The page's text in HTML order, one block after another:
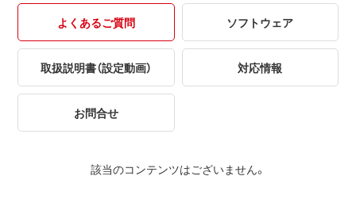
よくあるご質問 ソフトウェア
取扱説明書（設定動画） 対応情報
お問合せ
該当のコンテンツはございません。